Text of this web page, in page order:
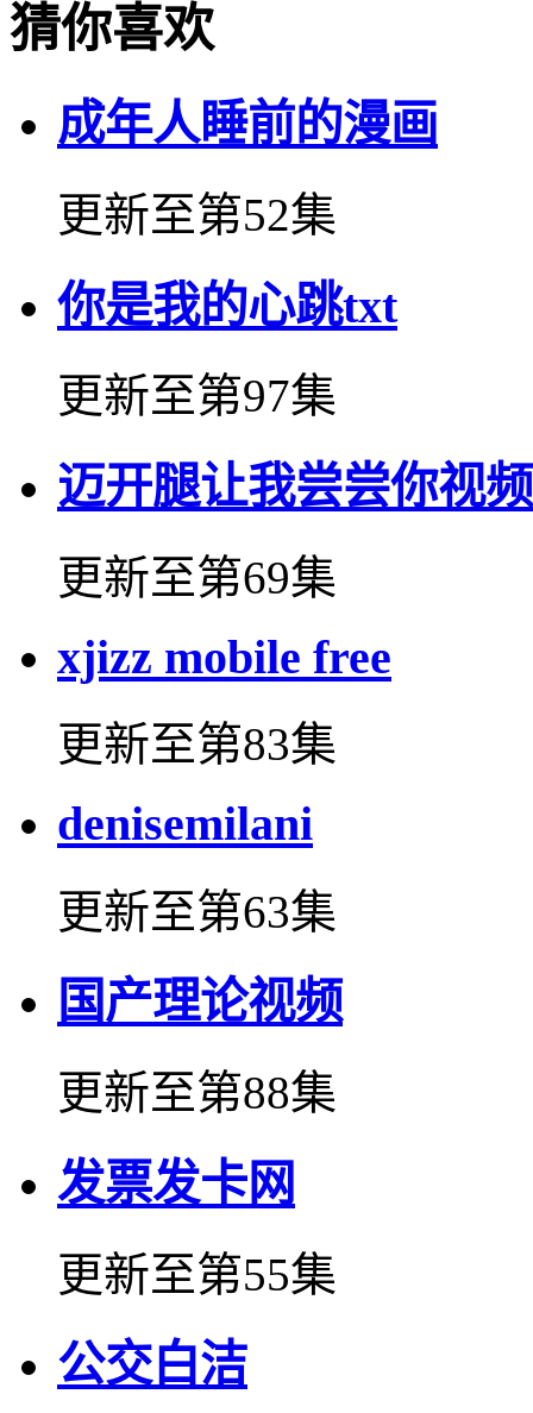
猜你喜欢
成年人睡前的漫画
更新至第52集
你是我的心跳txt
更新至第97集
迈开腿让我尝尝你视频
更新至第69集
xjizz mobile free
更新至第83集
denisemilani
更新至第63集
国产理论视频
更新至第88集
发票发卡网
更新至第55集
公交白洁